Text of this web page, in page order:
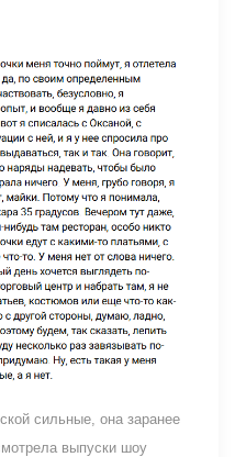
сильные, она заранее
выпуски шоу